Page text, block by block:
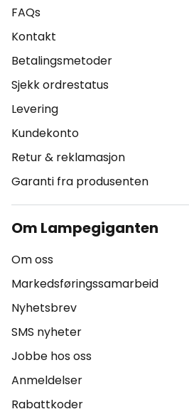
FAQs
Kontakt
Betalingsmetoder
Sjekk ordrestatus
Levering
Kundekonto
Retur & reklamasjon
Garanti fra produsenten
Om Lampegiganten
Om oss
Markedsføringssamarbeid
Nyhetsbrev
SMS nyheter
Jobbe hos oss
Anmeldelser
Rabattkoder